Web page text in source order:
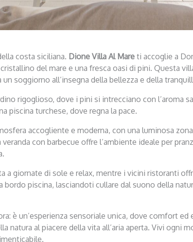
costa siciliana. Dione Villa Al Mare ti accoglie a
del mare e una fresca oasi di pini. Questa
soggiorno all’insegna della bellezza e della
rigoglioso, dove i pini si intrecciano con l’aroma
piscina turchese, dove regna la pace.
accogliente e moderna, con una luminosa
con barbecue offre l’ambiente ideale per
a giornate di sole e relax, mentre i vicini ristoranti
bordo piscina, lasciandoti cullare dal suono della
è un’esperienza sensoriale unica, dove comfort
natura al piacere della vita all’aria aperta. Vivi ogni